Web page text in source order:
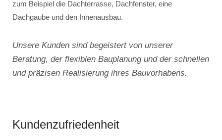
zum Beispiel die Dachterrasse, Dachfenster, eine
Dachgaube und den Innenausbau.
Unsere Kunden sind begeistert von unserer
Beratung, der flexiblen Bauplanung und der schnellen
und präzisen Realisierung ihres Bauvorhabens.
Kundenzufriedenheit